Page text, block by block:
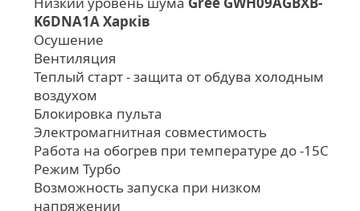
K6DNA1A Харків
Осушение
Вентиляция
Теплый старт - защита от обдува холодным
воздухом
Блокировка пульта
Электромагнитная совместимость
Работа на обогрев при температуре до -15С
Режим Турбо
Возможность запуска при низком
напряжении